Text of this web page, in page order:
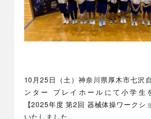
10月25日（土）神奈川県厚木市七沢
ンター プレイホールにて小学生
【2025年度 第2回 器械体操ワークシ
いたしました。